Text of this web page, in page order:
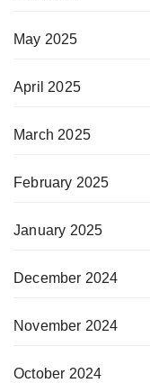
May 2025
April 2025
March 2025
February 2025
January 2025
December 2024
November 2024
October 2024